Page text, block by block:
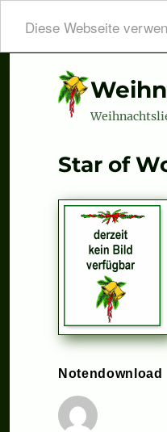
Diese Webseite
Star of
Notendownload